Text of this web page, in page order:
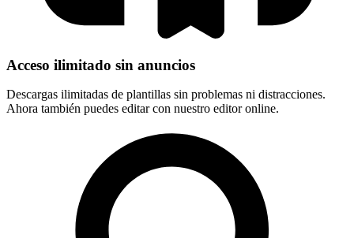
Acceso ilimitado sin anuncios
Descargas ilimitadas de plantillas sin problemas ni distracciones.
Ahora también puedes editar con nuestro editor online.